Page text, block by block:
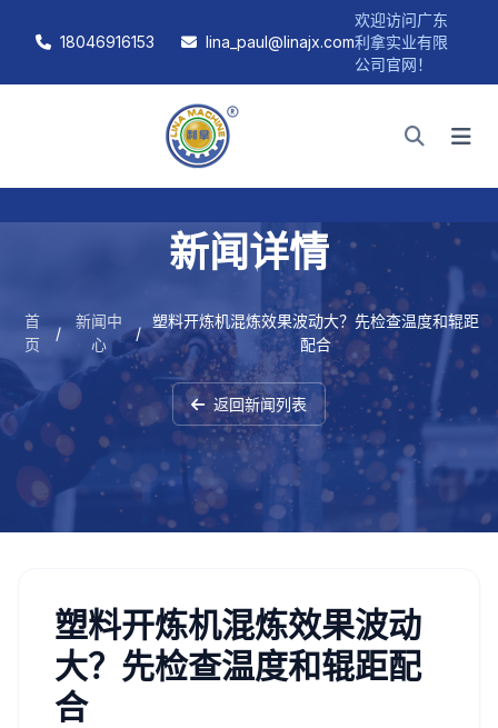
18046916153 lina_paul@linajx.com
欢迎访问广东
利拿实业有限
公司官网！
新闻详情
首
页
/
新闻中
心
/
塑料开炼机混炼效果波动大？先检查温度和辊距
配合
返回新闻列表
塑料开炼机混炼效果波动
大？先检查温度和辊距配
合